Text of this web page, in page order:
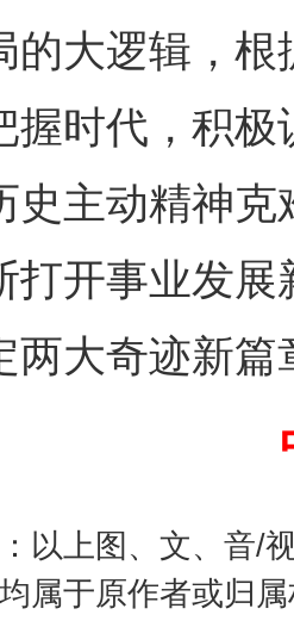
的大逻辑，
握时代，积
史主动精神
打开事业发
两大奇迹新篇
：以上图、文、音/
属于原作者或归
有效落实 一纸欠
生素超标问题” 法